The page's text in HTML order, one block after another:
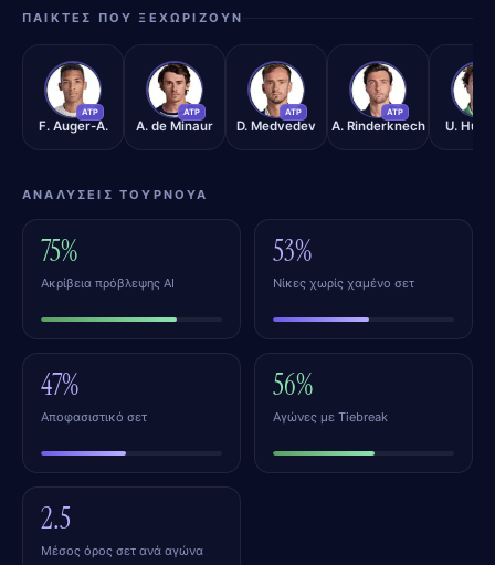
ΠΑΊΚΤΕΣ ΠΟΥ ΞΕΧΩΡΊΖΟΥΝ
FA
ATP
F. Auger-A.
AM
ATP
A. de Minaur
DM
ATP
D. Medvedev
AR
ATP
A. Rinderknech
UH
U.
ΑΝΑΛΎΣΕΙΣ ΤΟΥΡΝΟΥΆ
75%
Ακρίβεια πρόβλεψης AI
53%
Νίκες χωρίς χαμένο σετ
47%
Αποφασιστικό σετ
56%
Αγώνες με Tiebreak
2.5
Μέσος όρος σετ ανά αγώνα